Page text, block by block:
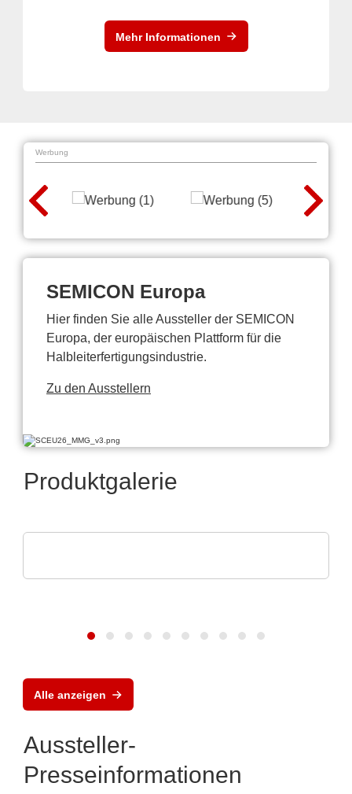
Mehr Informationen
Werbung
SEMICON Europa
Hier finden Sie alle Aussteller der SEMICON
Europa, der europäischen Plattform für die
Halbleiterfertigungsindustrie.
Zu den Ausstellern
Produktgalerie
Alle anzeigen
Aussteller-
Presseinformationen